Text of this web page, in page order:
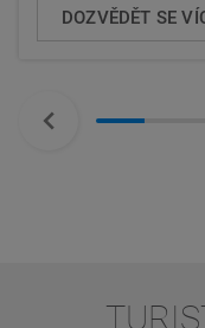
DOZVĚDĚT SE